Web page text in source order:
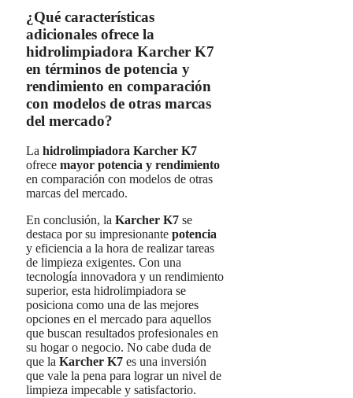
¿Qué características
adicionales ofrece la
hidrolimpiadora Karcher K7
en términos de potencia y
rendimiento en comparación
con modelos de otras marcas
del mercado?
La hidrolimpiadora Karcher K7
ofrece mayor potencia y rendimiento
en comparación con modelos de otras
marcas del mercado.
En conclusión, la Karcher K7 se
destaca por su impresionante potencia
y eficiencia a la hora de realizar tareas
de limpieza exigentes. Con una
tecnología innovadora y un rendimiento
superior, esta hidrolimpiadora se
posiciona como una de las mejores
opciones en el mercado para aquellos
que buscan resultados profesionales en
su hogar o negocio. No cabe duda de
que la Karcher K7 es una inversión
que vale la pena para lograr un nivel de
limpieza impecable y satisfactorio.